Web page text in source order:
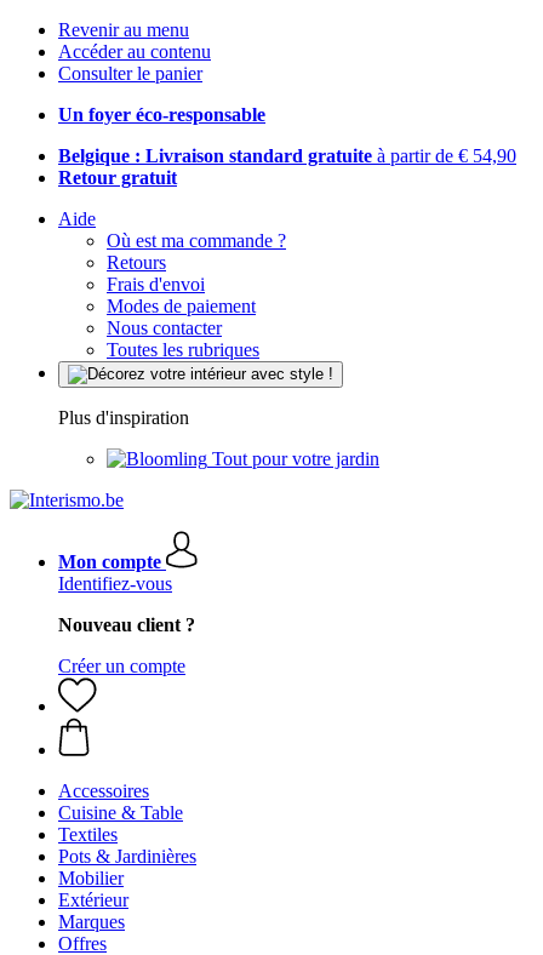
Revenir au menu
Accéder au contenu
Consulter le panier
Un foyer éco-responsable
Belgique : Livraison standard gratuite à partir de € 54,90
Retour gratuit
Aide
Où est ma commande ?
Retours
Frais d'envoi
Modes de paiement
Nous contacter
Toutes les rubriques
Plus d'inspiration
Tout pour votre jardin
Mon compte
Identifiez-vous
Nouveau client ?
Créer un compte
Accessoires
Cuisine & Table
Textiles
Pots & Jardinières
Mobilier
Extérieur
Marques
Offres